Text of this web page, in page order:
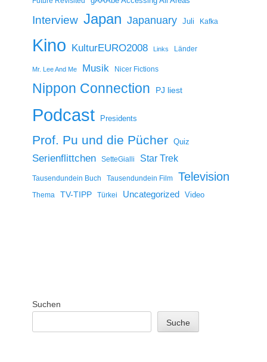
Interview Japan Japanuary Juli Kafka
Kino KulturEURO2008 Links Länder
Mr. Lee And Me Musik Nicer Fictions
Nippon Connection PJ liest
Podcast Presidents
Prof. Pu und die Pücher Quiz
Serienflittchen SetteGialli Star Trek
Tausendundein Buch Tausendundein Film Television
Thema TV-TIPP Türkei Uncategorized Video
Suchen
Suche